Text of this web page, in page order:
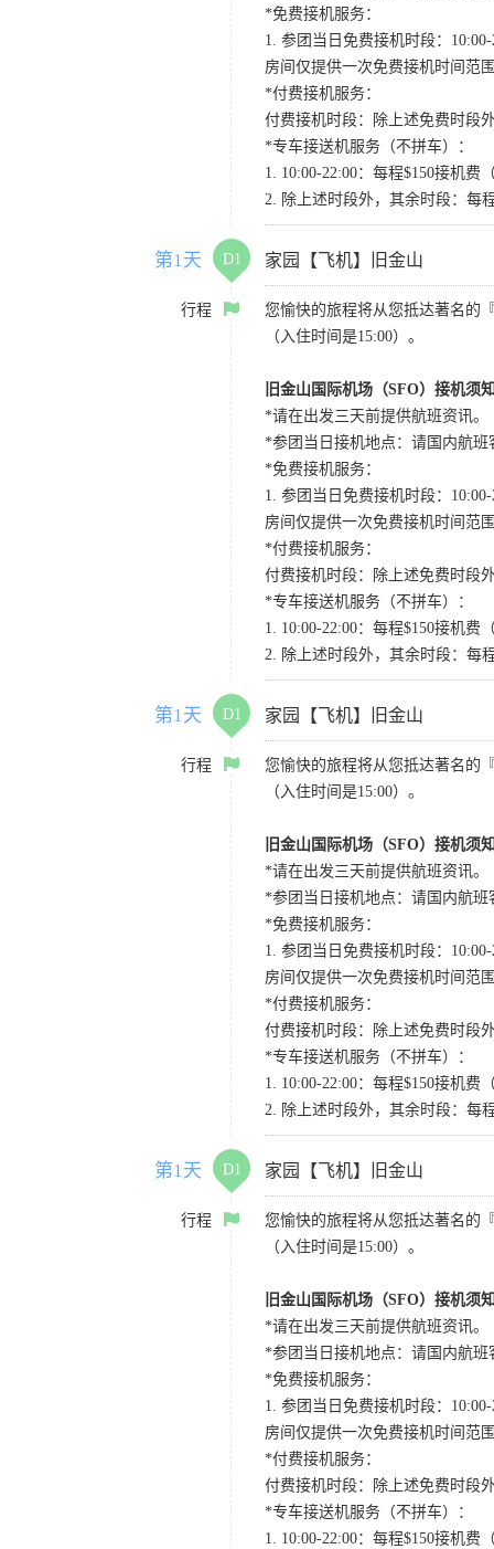
*免费接机服务：
1. 参团当日免费接机时段：
房间仅提供一次免费接机时间范
*付费接机服务：
付费接机时段：除上述免费时段
*专车接送机服务（不拼车）：
1. 10:00-22:00：每程$150接机
2. 除上述时段外，其余时段：每
第1天 D1 家园【飞机】旧金山
行程
您愉快的旅程将从您抵达著名的
（入住时间是15:00）。
旧金山国际机场（SFO）接机须
*请在出发三天前提供航班资讯。
*参团当日接机地点：请国内航班
*免费接机服务：
1. 参团当日免费接机时段：
房间仅提供一次免费接机时间范
*付费接机服务：
付费接机时段：除上述免费时段
*专车接送机服务（不拼车）：
1. 10:00-22:00：每程$150接机
2. 除上述时段外，其余时段：每
第1天 D1 家园【飞机】旧金山
行程
您愉快的旅程将从您抵达著名的
（入住时间是15:00）。
旧金山国际机场（SFO）接机须
*请在出发三天前提供航班资讯。
*参团当日接机地点：请国内航班
*免费接机服务：
1. 参团当日免费接机时段：
房间仅提供一次免费接机时间范
*付费接机服务：
付费接机时段：除上述免费时段
*专车接送机服务（不拼车）：
1. 10:00-22:00：每程$150接机
2. 除上述时段外，其余时段：每
第1天 D1 家园【飞机】旧金山
行程
您愉快的旅程将从您抵达著名的
（入住时间是15:00）。
旧金山国际机场（SFO）接机须
*请在出发三天前提供航班资讯。
*参团当日接机地点：请国内航班
*免费接机服务：
1. 参团当日免费接机时段：
房间仅提供一次免费接机时间范
*付费接机服务：
付费接机时段：除上述免费时段
*专车接送机服务（不拼车）：
1. 10:00-22:00：每程$150接机